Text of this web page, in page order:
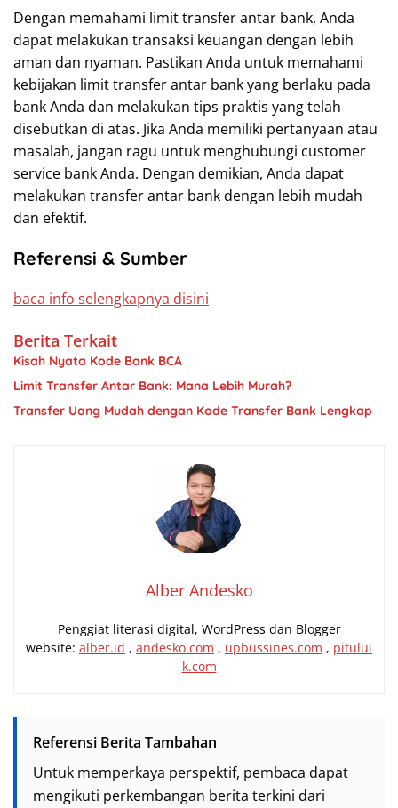
Dengan memahami limit transfer antar bank, Anda
dapat melakukan transaksi keuangan dengan lebih
aman dan nyaman. Pastikan Anda untuk memahami
kebijakan limit transfer antar bank yang berlaku pada
bank Anda dan melakukan tips praktis yang telah
disebutkan di atas. Jika Anda memiliki pertanyaan atau
masalah, jangan ragu untuk menghubungi customer
service bank Anda. Dengan demikian, Anda dapat
melakukan transfer antar bank dengan lebih mudah
dan efektif.
Referensi & Sumber
baca info selengkapnya disini
Berita Terkait
Kisah Nyata Kode Bank BCA
Limit Transfer Antar Bank: Mana Lebih Murah?
Transfer Uang Mudah dengan Kode Transfer Bank Lengkap
Alber Andesko
Penggiat literasi digital, WordPress dan Blogger
website: alber.id , andesko.com , upbussines.com , pitului
k.com
Referensi Berita Tambahan
Untuk memperkaya perspektif, pembaca dapat
mengikuti perkembangan berita terkini dari